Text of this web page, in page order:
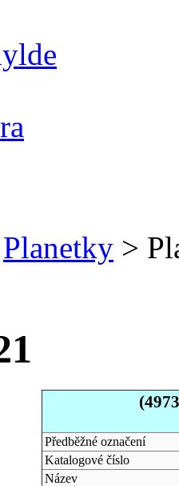
Planetky >
Předběžné označení
Katalogové číslo
Název